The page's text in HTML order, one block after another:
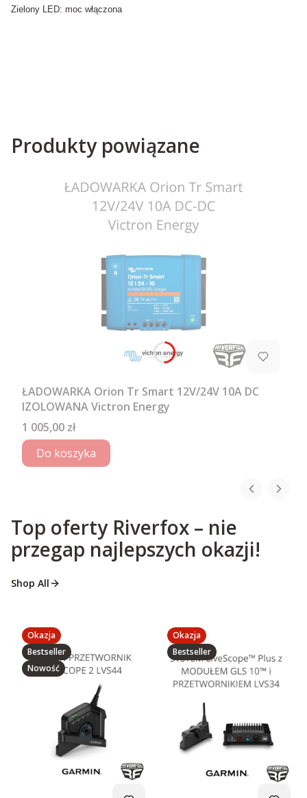
Zielony LED: moc włączona
Produkty powiązane
ŁADOWARKA Orion Tr Smart 12V/24V 10A DC
IZOLOWANA Victron Energy
Cena
1 005,00 zł
Do koszyka
Top oferty Riverfox – nie
przegap najlepszych okazji!
Shop All
Okazja
Bestseller
Nowość
Okazja
Bestseller